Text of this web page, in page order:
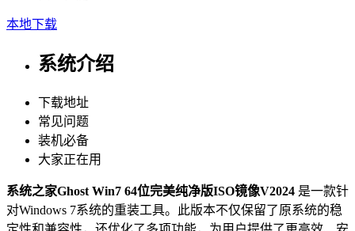
本地下载
系统介绍
下载地址
常见问题
装机必备
大家正在用
系统之家Ghost Win7 64位完美纯净版ISO镜像V2024 是一款针
对Windows 7系统的重装工具。此版本不仅保留了原系统的稳